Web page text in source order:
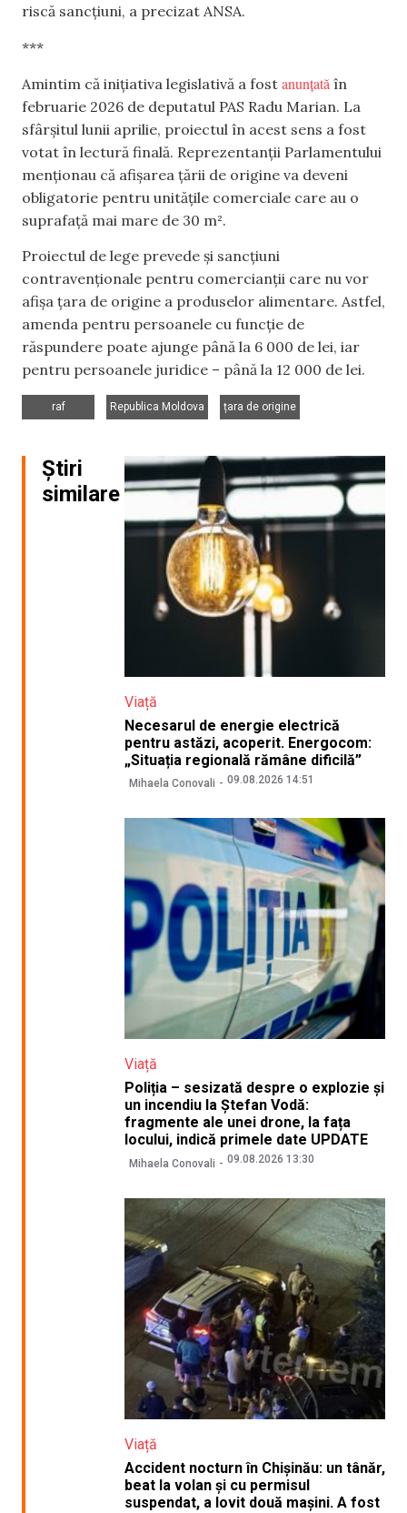
riscă sancțiuni, a precizat ANSA.
***
Amintim că inițiativa legislativă a fost anunțată în
februarie 2026 de deputatul PAS Radu Marian. La
sfârșitul lunii aprilie, proiectul în acest sens a fost
votat în lectură finală. Reprezentanții Parlamentului
menționau că afișarea țării de origine va deveni
obligatorie pentru unitățile comerciale care au o
suprafață mai mare de 30 m².
Proiectul de lege prevede și sancțiuni
contravenționale pentru comercianții care nu vor
afișa țara de origine a produselor alimentare. Astfel,
amenda pentru persoanele cu funcție de
răspundere poate ajunge până la 6 000 de lei, iar
pentru persoanele juridice – până la 12 000 de lei.
raf
Republica Moldova
țara de origine
Știri
similare
Viață
Necesarul de energie electrică
pentru astăzi, acoperit. Energocom:
„Situația regională rămâne dificilă”
Mihaela Conovali 09.08.2026 14:51
Viață
Poliția – sesizată despre o explozie și
un incendiu la Ștefan Vodă:
fragmente ale unei drone, la fața
locului, indică primele date UPDATE
Mihaela Conovali 09.08.2026 13:30
Viață
Accident nocturn în Chișinău: un tânăr,
beat la volan și cu permisul
suspendat, a lovit două mașini. A fost